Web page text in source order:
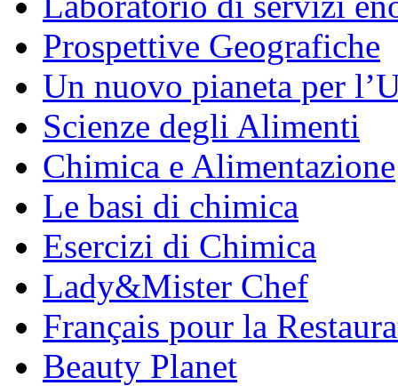
Prospettive Geografiche
Un nuovo pianeta per
Scienze degli Alimenti
Chimica e Alimentazione
Le basi di chimica
Esercizi di Chimica
Lady&Mister Chef
Français pour la
Beauty Planet